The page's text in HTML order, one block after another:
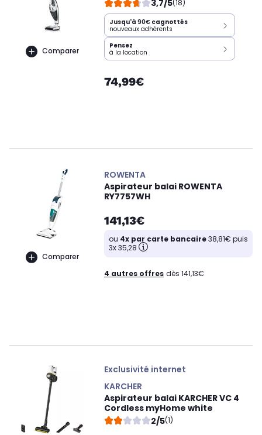
Comparer
3,7/5(18)
Jusqu'à 90€ cagnottés
nouveaux adhérents
Pensez
à la location
74,99€
Comparer
ROWENTA
Aspirateur balai ROWENTA
RY7757WH
141,13€
ou 4x par carte bancaire38,81€ puis
3x 35,28
4 autres offres dès 141,13€
Exclusivité internet
KARCHER
Aspirateur balai KARCHER VC 4
Cordless myHome white
2/5(1)